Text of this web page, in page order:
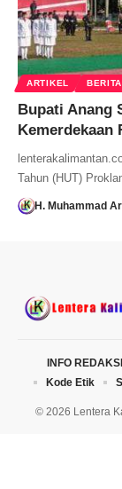
ARTIKEL BERITA
Bupati Anang
Kemerdekaan
Tahun (HUT)
H. Muhammad
© 2026 Lentera
INFO REDAKSI
Kode Etik